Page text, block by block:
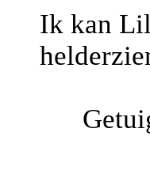
Ik kan